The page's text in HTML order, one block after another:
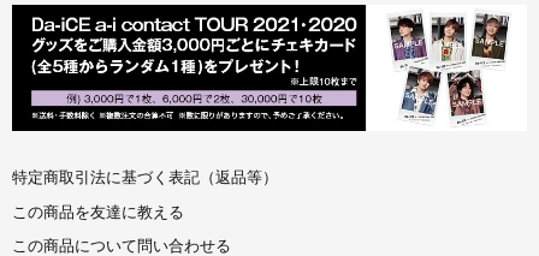
特定商取引法に基づく表記（返品等）
この商品を友達に教える
この商品について問い合わせる